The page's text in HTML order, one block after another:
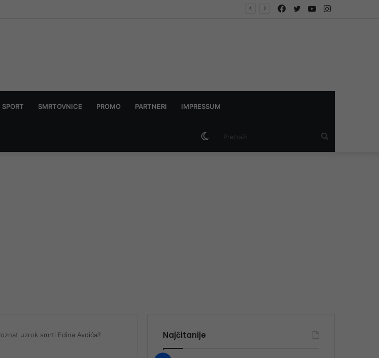
jet skijem ometao avione koji su gasili požar Instagram
YouTube
Twitter
Facebook
SPORT SMRTOVNICE PROMO PARTNERI IMPRESSUM
Switch
uzrok smrti Edina Avdića? Najčitanije